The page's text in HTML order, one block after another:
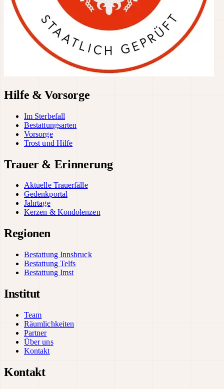
Hilfe & Vorsorge
Im Sterbefall
Bestattungsarten
Vorsorge
Trost und Hilfe
Trauer & Erinnerung
Aktuelle Trauerfälle
Gedenkportal
Jahrtage
Kerzen & Kondolenzen
Regionen
Bestattung Innsbruck
Bestattung Telfs
Bestattung Imst
Institut
Team
Räumlichkeiten
Partner
Über uns
Kontakt
Kontakt